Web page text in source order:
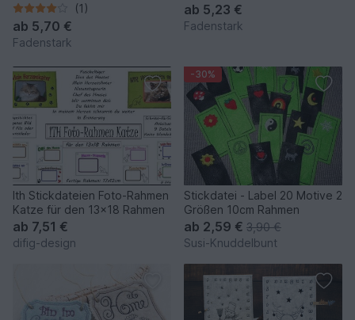
(1)
ab 5,70 €
Fadenstark
ab 5,23 €
Fadenstark
Ith Stickdateien Foto-Rahmen
Katze für den 13x18 Rahmen
ab 7,51 €
difig-design
-30%
Stickdatei - Label 20 Motive 2
Größen 10cm Rahmen
ab 2,59 € 3,90 €
Susi-Knuddelbunt